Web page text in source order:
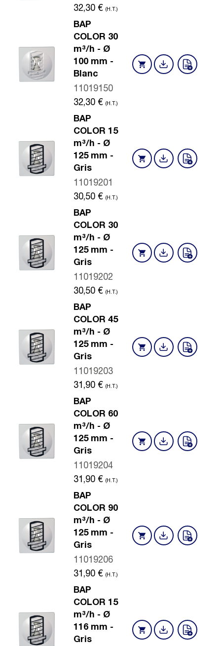
32,30 € (H.T.)
BAP
COLOR 30
m³/h - Ø
100 mm -
Blanc
11019150
32,30 € (H.T.)
BAP
COLOR 15
m³/h - Ø
125 mm -
Gris
11019201
30,50 € (H.T.)
BAP
COLOR 30
m³/h - Ø
125 mm -
Gris
11019202
30,50 € (H.T.)
BAP
COLOR 45
m³/h - Ø
125 mm -
Gris
11019203
31,90 € (H.T.)
BAP
COLOR 60
m³/h - Ø
125 mm -
Gris
11019204
31,90 € (H.T.)
BAP
COLOR 90
m³/h - Ø
125 mm -
Gris
11019206
31,90 € (H.T.)
BAP
COLOR 15
m³/h - Ø
116 mm -
Gris